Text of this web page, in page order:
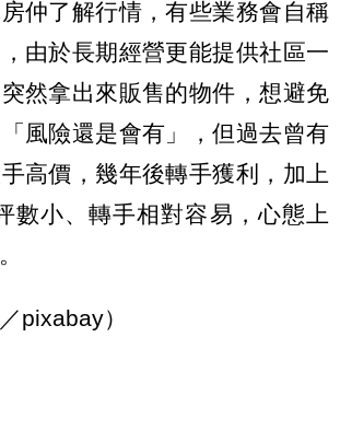
仲了解行情，有些業務會自稱
由於長期經營更能提供社區一
然拿出來販售的物件，想避免
風險還是會有」，但過去曾有
高價，幾年後轉手獲利，加上
數小、轉手相對容易，心態上
pixabay）